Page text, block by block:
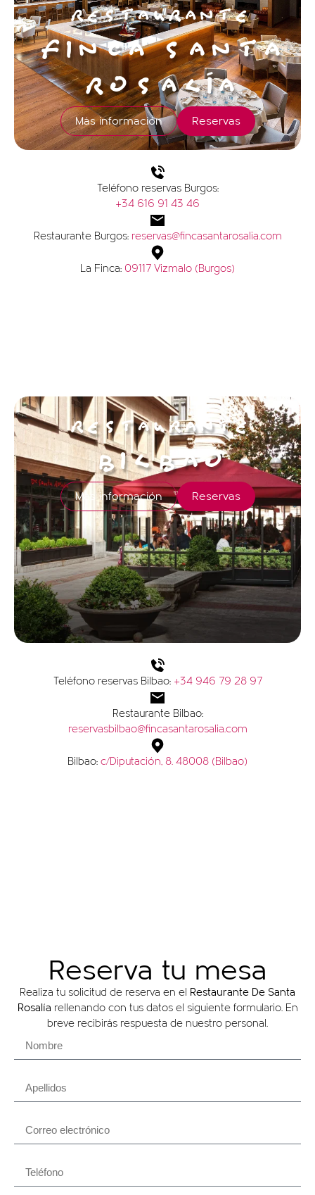
RESTAURANTE
FINCA SANTA
ROSALÍA
Más información Reservas
Teléfono reservas Burgos:
+34 616 91 43 46
Restaurante Burgos: reservas@fincasantarosalia.com
La Finca: 09117 Vizmalo (Burgos)
RESTAURANTE
BILBAO
Más información Reservas
Teléfono reservas Bilbao: +34 946 79 28 97
Restaurante Bilbao:
reservasbilbao@fincasantarosalia.com
Bilbao: c/Diputación, 8. 48008 (Bilbao)
Reserva tu mesa
Realiza tu solicitud de reserva en el Restaurante De Santa
Rosalía rellenando con tus datos el siguiente formulario. En
breve recibirás respuesta de nuestro personal.